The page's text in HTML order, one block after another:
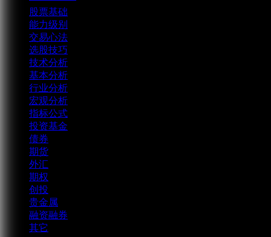
股票基础
能力级别
交易心法
选股技巧
技术分析
基本分析
行业分析
宏观分析
指标公式
投资基金
债券
期货
外汇
期权
创投
贵金属
融资融券
其它